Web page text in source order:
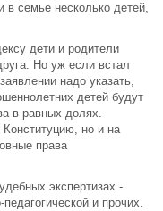
семье несколько детей,
дети и родители
Но уж если встал
надо указать,
детей будут
в равных долях.
но и на
права
экспертизах -
и прочих.